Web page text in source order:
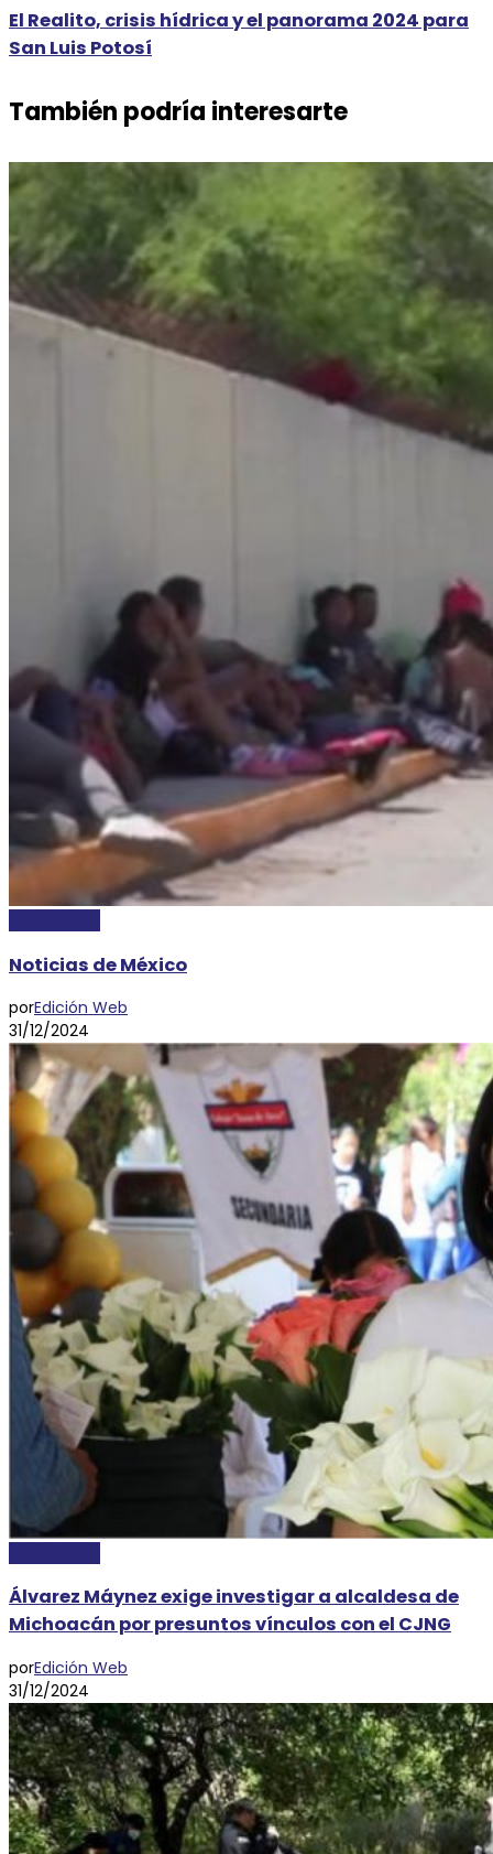
El Realito, crisis hídrica y el panorama 2024 para
San Luis Potosí
También podría interesarte
Noticias de México
porEdición Web
31/12/2024
Álvarez Máynez exige investigar a alcaldesa de
Michoacán por presuntos vínculos con el CJNG
porEdición Web
31/12/2024